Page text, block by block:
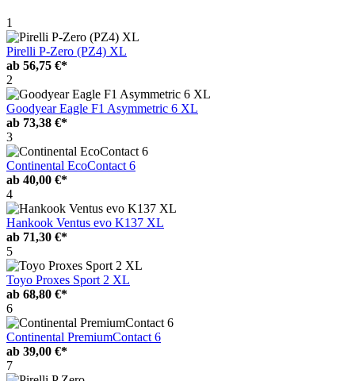
1
Pirelli P-Zero (PZ4) XL
ab 56,75 €*
2
Goodyear Eagle F1 Asymmetric 6 XL
ab 73,38 €*
3
Continental EcoContact 6
ab 40,00 €*
4
Hankook Ventus evo K137 XL
ab 71,30 €*
5
Toyo Proxes Sport 2 XL
ab 68,80 €*
6
Continental PremiumContact 6
ab 39,00 €*
7